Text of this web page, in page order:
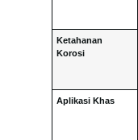
Ketahanan
Korosi
Aplikasi Khas